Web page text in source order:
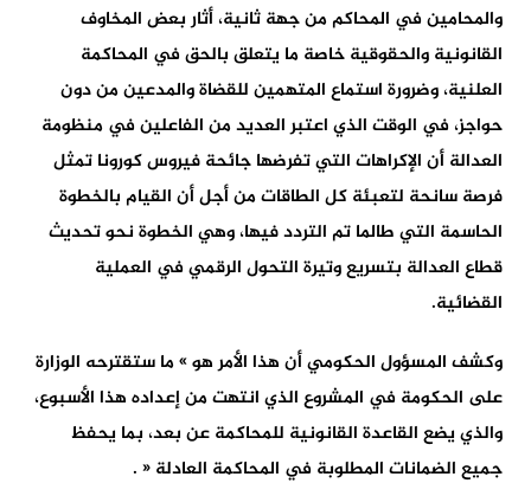
والمحامين في المحاكم من جهة ثانية، أثار بعض المخاوف
القانونية والحقوقية خاصة ما يتعلق بالحق في المحاكمة
العلنية، وضرورة استماع المتهمين للقضاة والمدعين من دون
حواجز، في الوقت الذي اعتبر العديد من الفاعلين في منظومة
العدالة أن الإكراهات التي تفرضها جائحة فيروس كورونا تمثل
فرصة سانحة لتعبئة كل الطاقات من أجل أن القيام بالخطوة
الحاسمة التي طالما تم التردد فيها، وهي الخطوة نحو تحديث
قطاع العدالة بتسريع وتيرة التحول الرقمي في العملية
القضائية.
وكشف المسؤول الحكومي أن هذا الأمر هو » ما ستقترحه الوزارة
على الحكومة في المشروع الذي انتهت من إعداده هذا الأسبوع،
والذي يضع القاعدة القانونية للمحاكمة عن بعد، بما يحفظ
جميع الضمانات المطلوبة في المحاكمة العادلة « .